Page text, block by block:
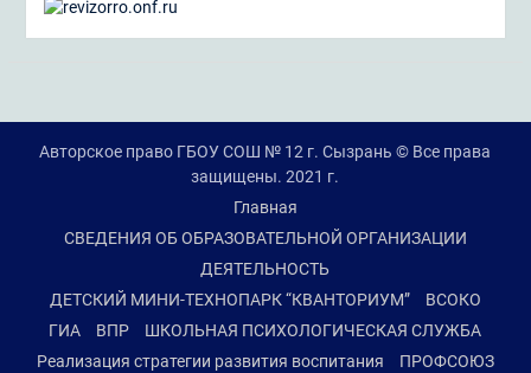
Авторское право ГБОУ СОШ № 12 г. Сызрань © Все права
защищены. 2021 г.
Главная
СВЕДЕНИЯ ОБ ОБРАЗОВАТЕЛЬНОЙ ОРГАНИЗАЦИИ
ДЕЯТЕЛЬНОСТЬ
ДЕТСКИЙ МИНИ-ТЕХНОПАРК “КВАНТОРИУМ”
ВСОКО
ГИА
ВПР
ШКОЛЬНАЯ ПСИХОЛОГИЧЕСКАЯ СЛУЖБА
Реализация стратегии развития воспитания
ПРОФСОЮЗ